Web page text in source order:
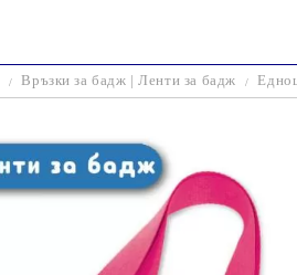
Връзки за бадж | Ленти за бадж